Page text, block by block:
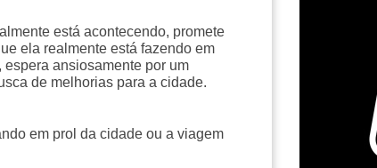
está acontecendo, promete
ela realmente está fazendo em
ansiosamente por um
de melhorias para a cidade.
em prol da cidade ou a viagem